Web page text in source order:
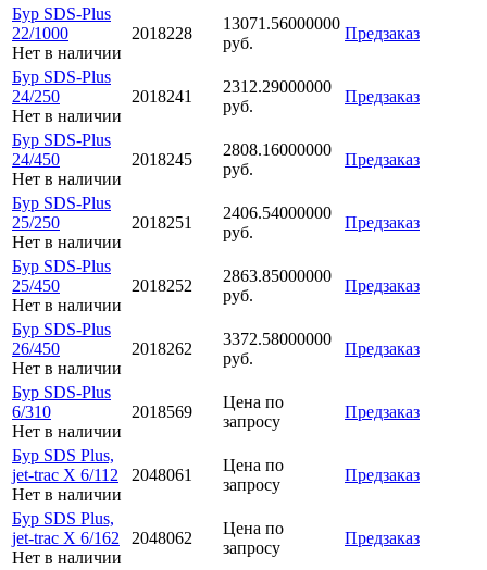
Бур SDS-Plus
22/1000
Нет в наличии
2018228
13071.56000000
руб.
Предзаказ
Бур SDS-Plus
24/250
Нет в наличии
2018241
2312.29000000
руб.
Предзаказ
Бур SDS-Plus
24/450
Нет в наличии
2018245
2808.16000000
руб.
Предзаказ
Бур SDS-Plus
25/250
Нет в наличии
2018251
2406.54000000
руб.
Предзаказ
Бур SDS-Plus
25/450
Нет в наличии
2018252
2863.85000000
руб.
Предзаказ
Бур SDS-Plus
26/450
Нет в наличии
2018262
3372.58000000
руб.
Предзаказ
Бур SDS-Plus
6/310
Нет в наличии
2018569
Цена по
запросу
Предзаказ
Бур SDS Plus,
jet-trac X 6/112
Нет в наличии
2048061
Цена по
запросу
Предзаказ
Бур SDS Plus,
jet-trac X 6/162
Нет в наличии
2048062
Цена по
запросу
Предзаказ